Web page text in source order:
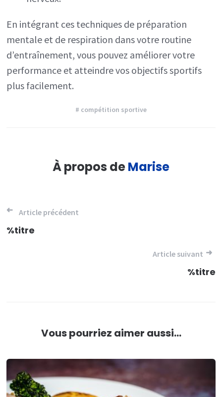
En intégrant ces techniques de préparation
mentale et de respiration dans votre routine
d’entraînement, vous pouvez améliorer votre
performance et atteindre vos objectifs sportifs
plus facilement.
# compétition sportive
À propos deMarise
Navigation
de
Article précédent
%titre
Article suivant
%titre
Vous pourriez aimer aussi...